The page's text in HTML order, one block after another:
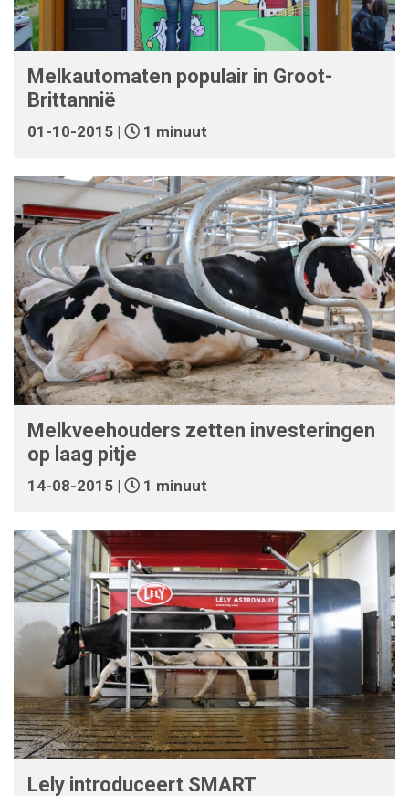
Melkautomaten populair in Groot-
Brittannië
01-10-2015 | 1 minuut
Melkveehouders zetten investeringen
op laag pitje
14-08-2015 | 1 minuut
Lely introduceert SMART